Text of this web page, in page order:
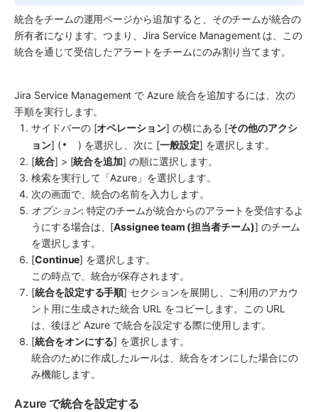
統合をチームの運用ページから追加すると、そのチームが統合の
所有者になります。つまり、Jira Service Management は、この
統合を通じて受信したアラートをチームにのみ割り当てます。
Jira Service Management で Azure 統合を追加するには、次の
手順を実行します。
サイドバーの [オペレーション] の横にある [その他のアクシ
ョン] ( ) を選択し、次に [一般設定] を選択します。
[統合] > [統合を追加] の順に選択します。
検索を実行して「Azure」を選択します。
次の画面で、統合の名前を入力します。
オプション: 特定のチームが統合からのアラートを受信するよ
うにする場合は、[Assignee team (担当者チーム)] のチーム
を選択します。
[Continue] を選択します。
この時点で、統合が保存されます。
[統合を設定する手順] セクションを展開し、ご利用のアカウ
ント用に生成された統合 URL をコピーします。この URL
は、後ほど Azure で統合を設定する際に使用します。
[統合をオンにする] を選択します。
統合のために作成したルールは、統合をオンにした場合にの
み機能します。
Azure で統合を設定する